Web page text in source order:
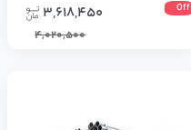
Off
3,618,450
4,020,500